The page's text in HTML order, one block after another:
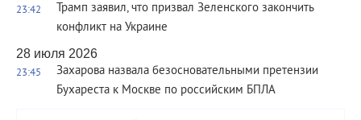
23:42
Трамп заявил, что призвал Зеленского закончить
конфликт на Украине
28 июля 2026
23:45
Захарова назвала безосновательными претензии
Бухареста к Москве по российским БПЛА